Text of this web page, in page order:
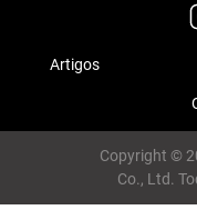
Artigos
Copyright ©
Co., Ltd.